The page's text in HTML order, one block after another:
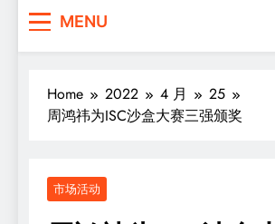
MENU
Home 2022 4 月
25
周鸿祎为ISC沙盒大赛三强颁奖
市场活动